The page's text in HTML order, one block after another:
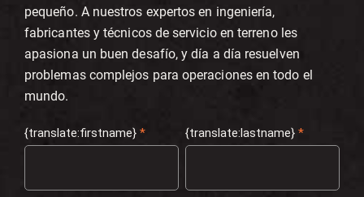
pequeño. A nuestros expertos en ingeniería,
fabricantes y técnicos de servicio en terreno les
apasiona un buen desafío, y día a día resuelven
problemas complejos para operaciones en todo el
mundo.